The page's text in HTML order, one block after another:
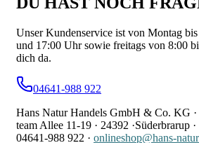
Unser Kundenservice ist von Montag
und 17:00 Uhr sowie freitags von 8:00
dich da.
04641-988 922
Hans Natur Handels GmbH & Co. KG ·
team Allee 11-19 · 24392 ·Süderbrarup ·
04641-988 922 · onlineshop@hans-